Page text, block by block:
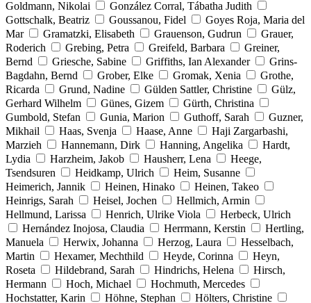
Goldmann, Nikolai
González Corral, Tábatha Judith
Gottschalk, Beatriz
Goussanou, Fidel
Goyes Roja, Maria del
Mar
Gramatzki, Elisabeth Grauenson, Gudrun
Grauer,
Roderich
Grebing, Petra Greifeld, Barbara
Greiner,
Bernd
Griesche, Sabine Griffiths, Ian Alexander
Grins-
Bagdahn, Bernd
Grober, Elke Gromak, Xenia
Grothe,
Ricarda
Grund, Nadine Gülden Sattler, Christine
Gülz,
Gerhard Wilhelm
Günes, Gizem
Gürth, Christina
Gumbold, Stefan
Gunia, Marion Guthoff, Sarah
Guzner,
Mikhail
Haas, Svenja Haase, Anne
Haji Zargarbashi,
Marzieh
Hannemann, Dirk Hanning, Angelika
Hardt,
Lydia
Harzheim, Jakob Hausherr, Lena
Heege,
Tsendsuren
Heidkamp, Ulrich
Heim, Susanne
Heimerich, Jannik
Heinen, Hinako
Heinen, Takeo
Heinrigs, Sarah
Heisel, Jochen
Hellmich, Armin
Hellmund, Larissa
Henrich, Ulrike Viola
Herbeck, Ulrich
Hernández Inojosa, Claudia
Herrmann, Kerstin
Hertling,
Manuela
Herwix, Johanna Herzog, Laura
Hesselbach,
Martin
Hexamer, Mechthild Heyde, Corinna
Heyn,
Roseta
Hildebrand, Sarah Hindrichs, Helena
Hirsch,
Hermann
Hoch, Michael
Hochmuth, Mercedes
Hochstatter, Karin
Höhne, Stephan
Hölters, Christine